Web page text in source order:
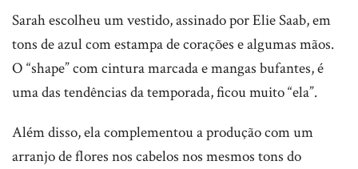
Sarah escolheu um vestido, assinado por Elie Saab, em
tons de azul com estampa de corações e algumas mãos.
O “shape” com cintura marcada e mangas bufantes, é
uma das tendências da temporada, ficou muito “ela”.
Além disso, ela complementou a produção com um
arranjo de flores nos cabelos nos mesmos tons do